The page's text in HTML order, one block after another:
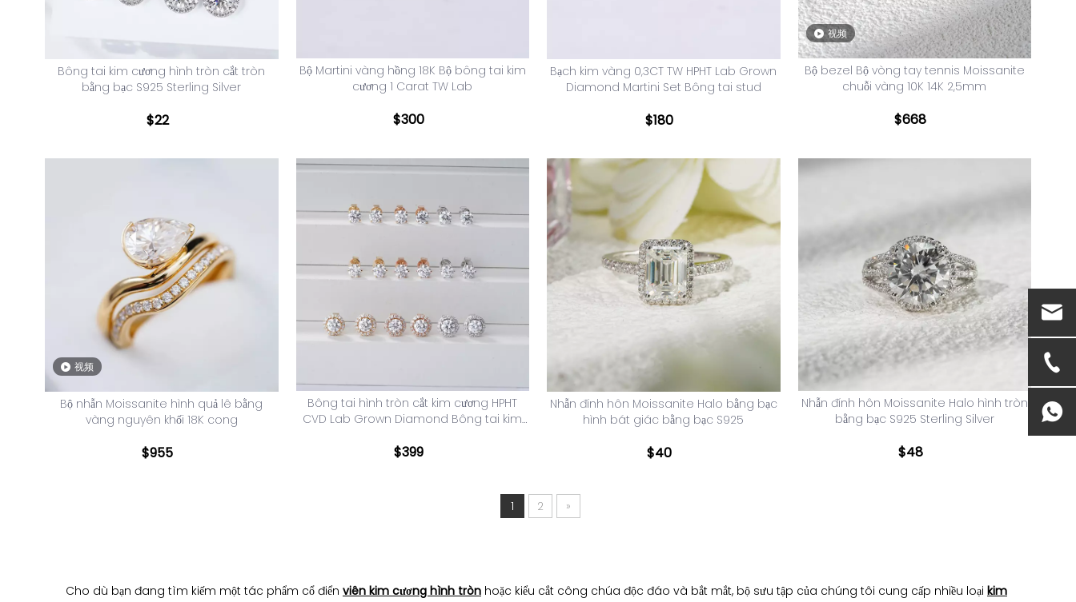
Bông tai kim cương hình tròn cắt tròn
bằng bạc S925 Sterling Silver
$22
Bộ Martini vàng hồng 18K Bộ bông tai kim
cương 1 Carat TW Lab
$300
Bạch kim vàng 0,3CT TW HPHT Lab Grown
Diamond Martini Set Bông tai stud
$180
视频
Bộ bezel Bộ vòng tay tennis Moissanite
chuỗi vàng 10K 14K 2,5mm
$668
视频
Bộ nhẫn Moissanite hình quả lê bằng
vàng nguyên khối 18K cong
$955
Bông tai hình tròn cắt kim cương HPHT
CVD Lab Grown Diamond Bông tai kim
$399
Nhẫn đính hôn Moissanite Halo bằng bạc
hình bát giác bằng bạc S925
$40
Nhẫn đính hôn Moissanite Halo hình tròn
bằng bạc S925 Sterling Silver
$48
1 2 »
Cho dù bạn đang tìm kiếm một tác phẩm cổ điển viên kim cương hình tròn hoặc kiểu cắt công chúa độc đáo và bắt mắt, bộ sưu tập của chúng tôi cung cấp nhiều loại kim